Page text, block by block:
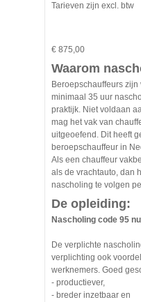
Tarieven zijn excl. btw
€ 875,00
Waarom
Beroepschauffeurs
minimaal 35 uur
praktijk. Niet voldaan
mag het vak van
uitgeoefend. Dit heeft
beroepschauffeur in
Als een chauffeur
als de vrachtauto, dan
nascholing te volgen
De opleiding:
Nascholing code 95
De verplichte
verplichting ook
werknemers. Goed
- productiever,
- breder inzetbaar en